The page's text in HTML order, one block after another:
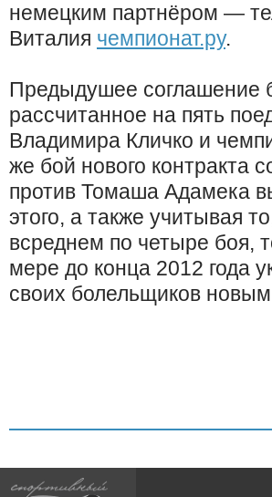
немецким партнёром —
Виталия чемпионат.ру.
Предыдушее соглашение
рассчитанное на пять
Владимира Кличко и
же бой нового контракта
против Томаша Адамека
этого, а также учитывая
всреднем по четыре боя,
мере до конца 2012 года
своих болельщиков